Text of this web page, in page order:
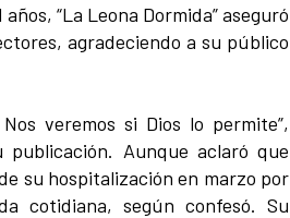
“La Leona Dormida” aseguró
agradeciendo a su público
veremos si Dios lo permite”,
Aunque aclaró que
su hospitalización en marzo por
cotidiana, según confesó. Su